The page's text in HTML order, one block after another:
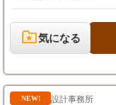
するための工
【具体的な業務内容】 ▼現地調査・積算
況（設備、搬
を洗い出しま
適正価格での見積も
務： 協力会社への発注、納期管理。長年のパートナーシップがあ
る業者様が多いです
ケジュール管理： クライアントの移転希望日に合わせ、無
気になる
NEW! 設計事務所